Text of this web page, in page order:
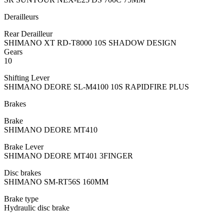
Derailleurs
Rear Derailleur
SHIMANO XT RD-T8000 10S SHADOW DESIGN
Gears
10
Shifting Lever
SHIMANO DEORE SL-M4100 10S RAPIDFIRE PLUS
Brakes
Brake
SHIMANO DEORE MT410
Brake Lever
SHIMANO DEORE MT401 3FINGER
Disc brakes
SHIMANO SM-RT56S 160MM
Brake type
Hydraulic disc brake